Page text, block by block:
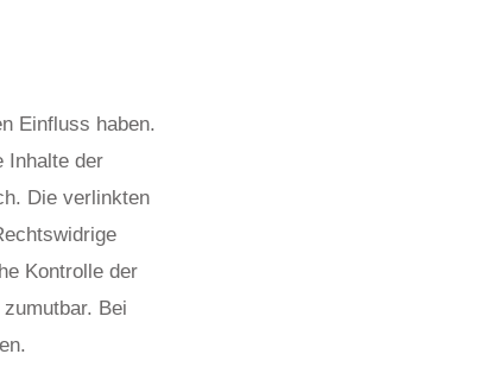
Einfluss haben.
Inhalte der
Die verlinkten
Kontrolle der
Bei